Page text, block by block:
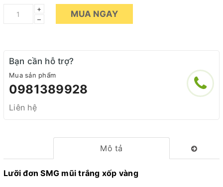
+
–
MUA NGAY
Bạn cần hỗ trợ?
Mua sản phẩm
0981389928
Liên hệ
Mô tả
Lưỡi đơn SMG mũi trắng xốp vàng